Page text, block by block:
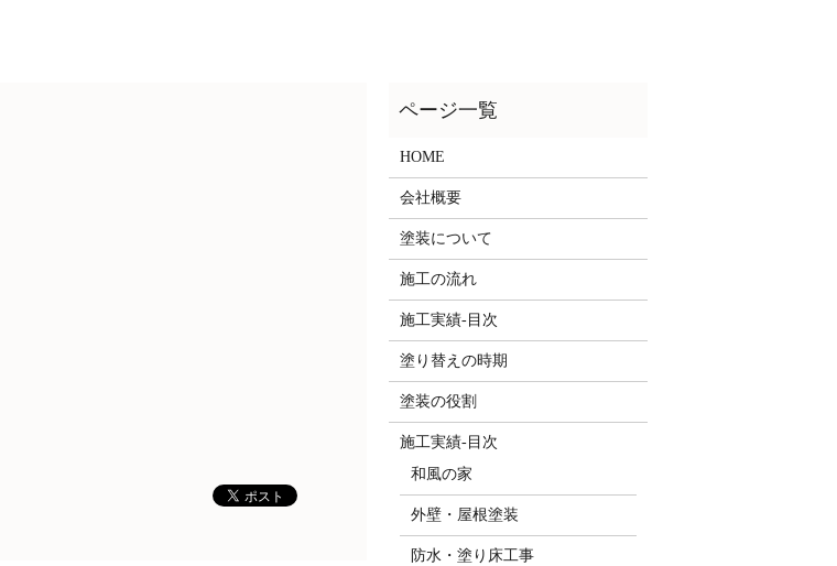
HOME
会社概要
塗装について
施工の流れ
施工実績-目次
塗り替えの時期
塗装の役割
施工実績-目次
和風の家
外壁・屋根塗装
防水・塗り床工事